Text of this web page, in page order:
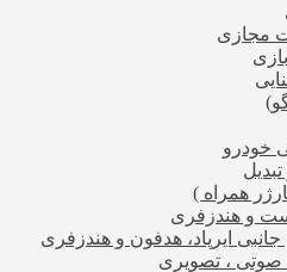
مجازی
خودرو
همراه )
و هندزفری
جانبی ایرپاد، هدفون و هندزفری
صوتی ، تصویری